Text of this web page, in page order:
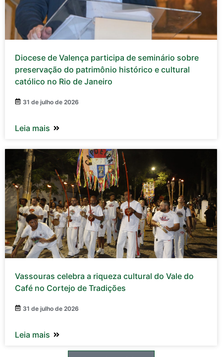
Diocese de Valença participa de seminário sobre
preservação do patrimônio histórico e cultural
católico no Rio de Janeiro
31 de julho de 2026
Leia mais
Vassouras celebra a riqueza cultural do Vale do
Café no Cortejo de Tradições
31 de julho de 2026
Leia mais